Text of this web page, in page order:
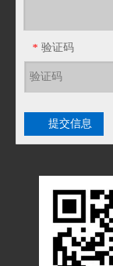
* 验证码
提交信息